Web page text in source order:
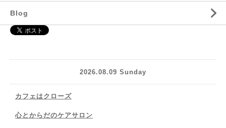
Blog
2026.08.09 Sunday
カフェはクローズ
心とからだのケアサロン